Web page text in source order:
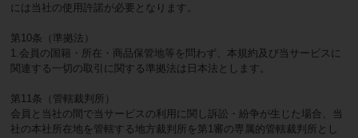
には当社の使用許諾が必要となります。
第10条（準拠法）
1.会員の国籍・所在・商品保管地等を問わず、本規約及び当サービスに
関連する一切の取引に関する準拠法は日本法とします。
第11条（管轄裁判所）
会員と当社の間で当サービスの利用に関し訴訟・紛争が生じた場合、当
社の本社所在地を管轄する地方裁判所を第1審の専属的管轄裁判所とし